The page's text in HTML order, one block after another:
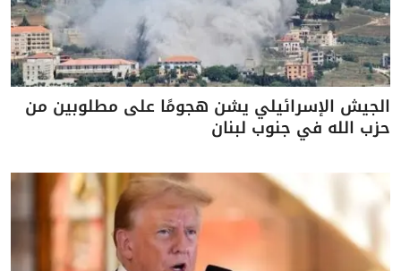
الجيش الإسرائيلي يشن هجومًا على مطلوبين من
حزب الله في جنوب لبنان